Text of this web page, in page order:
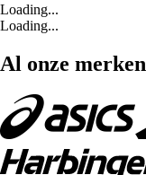
Loading...
Loading...
Al onze merken